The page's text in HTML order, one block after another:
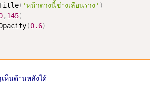
( 'หน้าต่างนี้ช่างเลือนราง' )
, 145)
(0.6)
ห็นด้านหลังได้